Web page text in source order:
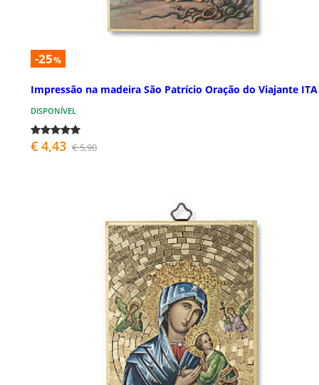
-25%
Impressão na madeira São Patrício Oração do Viajante ITA
DISPONÍVEL
€ 4,43 € 5,90